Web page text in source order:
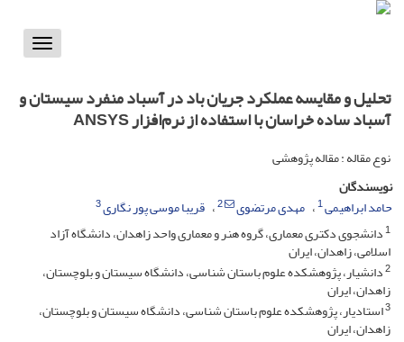
Toggle
تحلیل و مقایسه عملکرد جریان باد در آسباد‌ منفرد سیستان و
آسباد ساده خراسان با استفاده از نرم‌افزار ANSYS
نوع مقاله : مقاله پژوهشی
نویسندگان
حامد ابراهیمی1 مهدی مرتضوی 2 قریبا موسی پور نگاری3
1دانشجوی دکتری معماری، گروه هنر و معماری واحد زاهدان، دانشگاه آزاد
اسلامی، زاهدان، ایران
2دانشیار، پژوهشکده علوم باستان شناسی، دانشگاه سیستان و بلوچستان،
زاهدان، ایران
3استادیار، پژوهشکده علوم باستان شناسی، دانشگاه سیستان و بلوچستان،
زاهدان، ایران